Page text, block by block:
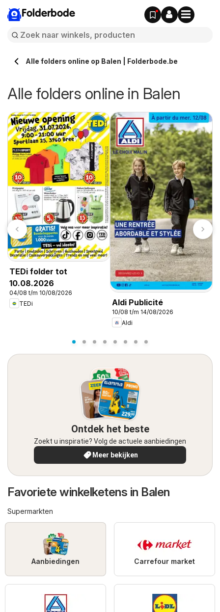
Folderbode
Alle folders online op Balen | Folderbode.be
Alle folders online in Balen
TEDi folder tot
10.08.2026
04/08 t/m 10/08/2026
TEDi
Aldi Publicité
10/08 t/m 14/08/2026
Aldi
Ontdek het beste
Zoekt u inspiratie? Volg de actuele aanbiedingen
Meer bekijken
Favoriete winkelketens in Balen
Supermarkten
Aanbiedingen Carrefour market